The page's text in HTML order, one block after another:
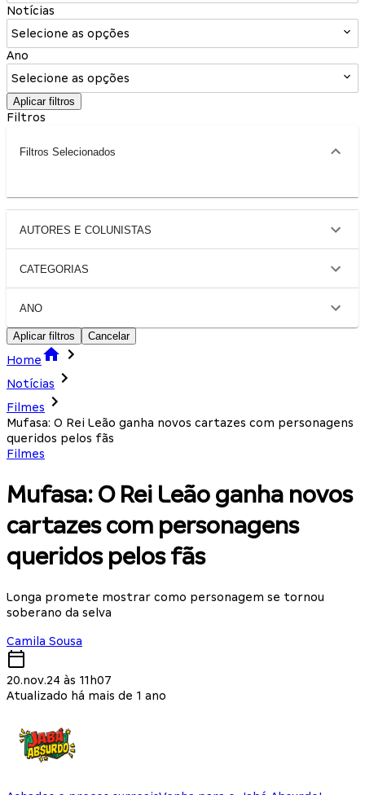
Notícias
Selecione as opções
Ano
Selecione as opções
Aplicar filtros
Filtros
Filtros Selecionados
AUTORES E COLUNISTAS
CATEGORIAS
ANO
Aplicar filtros Cancelar
Home
Notícias
Filmes
Mufasa: O Rei Leão ganha novos cartazes com personagens
queridos pelos fãs
Filmes
Mufasa: O Rei Leão ganha novos
cartazes com personagens
queridos pelos fãs
Longa promete mostrar como personagem se tornou
soberano da selva
Camila Sousa
20.nov.24 às 11h07
Atualizado há mais de 1 ano